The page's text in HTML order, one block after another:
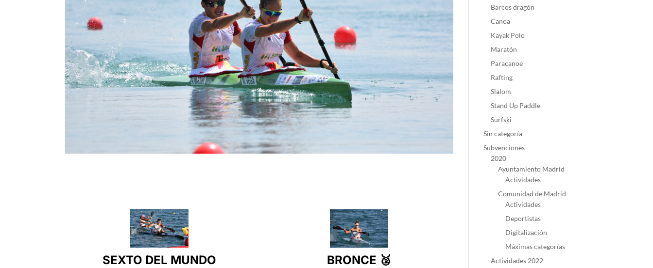
SEXTO DEL MUNDO BRONCE 🥉
Barcos dragón
Canoa
Kayak Polo
Maratón
Paracanoe
Rafting
Slalom
Stand Up Paddle
Surfski
Sin categoría
Subvenciones
2020
Ayuntamiento Madrid
Actividades
Comunidad de Madrid
Actividades
Deportistas
Digitalización
Máximas categorías
Actividades 2022